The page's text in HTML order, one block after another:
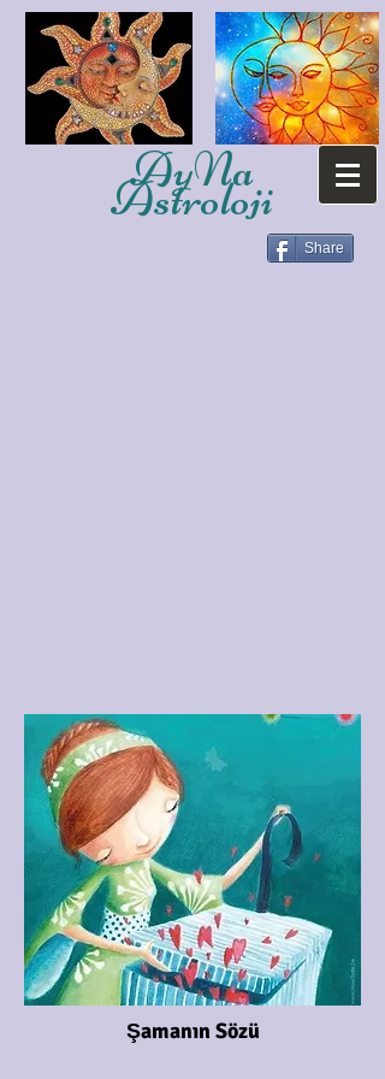
AyNa
Astroloji
Share
Şamanın Sözü